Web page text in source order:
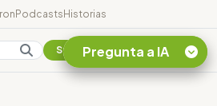
PodcastsHistorias
SuscribirsePregunta a IA